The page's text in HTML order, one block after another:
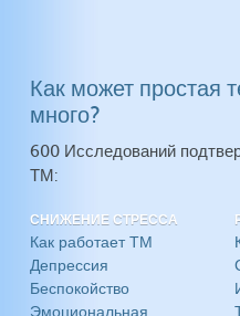
Как может простая
много?
600 Исследований
ТМ:
СНИЖЕНИЕ СТРЕССА
Как работает ТМ
Депрессия
Беспокойство
Эмоциональная